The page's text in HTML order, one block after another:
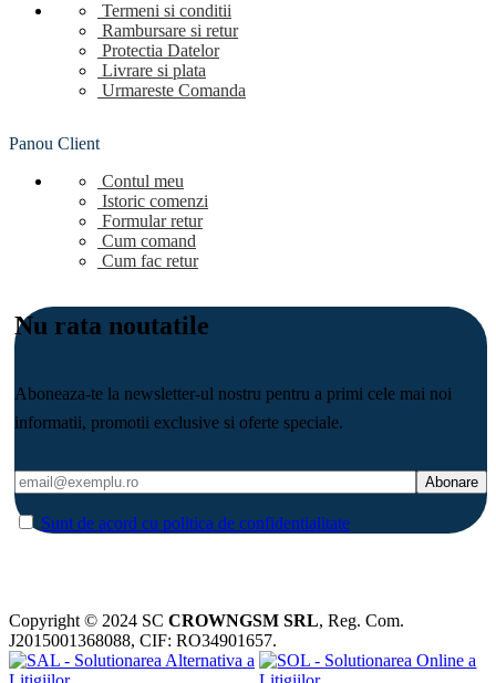
Termeni si conditii
Rambursare si retur
Protectia Datelor
Livrare si plata
Urmareste Comanda
Panou Client
Contul meu
Istoric comenzi
Formular retur
Cum comand
Cum fac retur
Nu rata noutatile
Aboneaza-te la newsletter-ul nostru pentru a primi cele mai noi
informatii, promotii exclusive si oferte speciale.
Sunt de acord cu politica de confidentialitate
Copyright © 2024 SC CROWNGSM SRL, Reg. Com.
J2015001368088, CIF: RO34901657.